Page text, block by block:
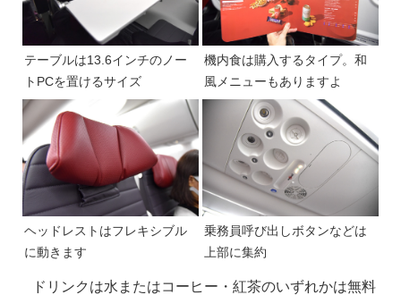
テーブルは13.6インチのノー
トPCを置けるサイズ
機内食は購入するタイプ。和
風メニューもありますよ
ヘッドレストはフレキシブル
に動きます
乗務員呼び出しボタンなどは
上部に集約
ドリンクは水またはコーヒー・紅茶のいずれかは無料